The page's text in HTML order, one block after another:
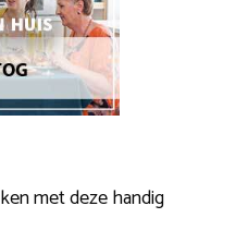
met deze handig